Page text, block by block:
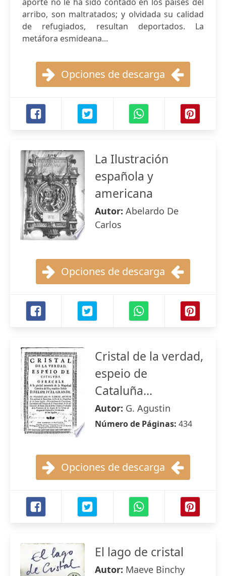
arribo, son maltratados; y olvidada su calidad
de refugiados, resultan deportados. La
metáfora esmideana...
Opciones de descarga
La Ilustración
española y
americana
Autor: Abelardo De
Carlos
Opciones de descarga
Cristal de la verdad,
espeio de
Cataluña...
Autor: G. Agustin
Número de Páginas: 434
Opciones de descarga
El lago de cristal
Autor: Maeve Binchy